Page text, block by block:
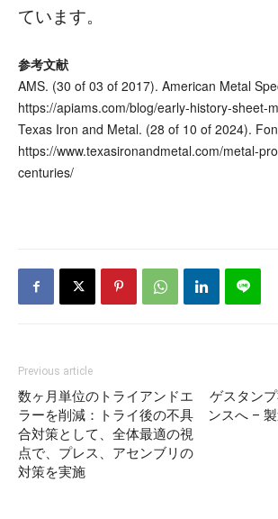
ています。
参考文献
AMS. (30 of 03 of 2017). American Metal
https://apiams.com/blog/early-history-sheet-
Texas Iron and Metal. (28 of 10 of 2024).
https://www.texasironandmetal.com/metal-
centuries/
Previous article
数ヶ月単位のトライアンドエ
ラーを削減：トライ後の不具
合対策として、全体最適の視
点で、プレス、アセンブリの
対策を実施
ゲスタン
ンスへ –